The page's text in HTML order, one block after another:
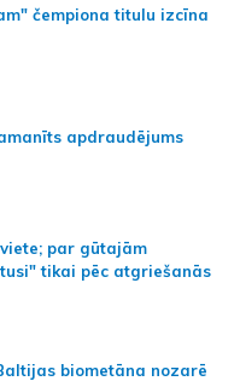
čempiona titulu izcīna
apdraudējums
par gūtajām
tikai pēc atgriešanās
biometāna nozarē